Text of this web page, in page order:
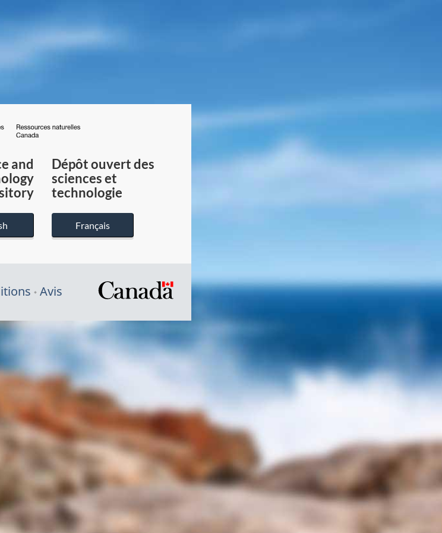
du
Canada
and
Dépôt ouvert des
sciences et
technologie
Français
Avis
/
gouvernement